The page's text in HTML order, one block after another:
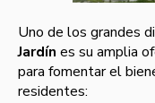
Uno de los grandes
Jardín es su amplia
para fomentar el
residentes: